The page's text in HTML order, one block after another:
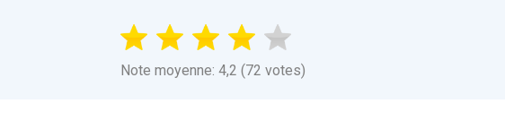
Note moyenne: 4,2 (72 votes)